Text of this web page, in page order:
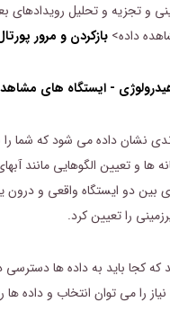
و تجزیه و تحلیل
داده>بازکردن و مرور
نشان داده می شود که شما
و تعیین الگوهایی مانند
دو ایستگاه واقعی و درون
را تعیین کرد.
که کجا باید به داده ها
را می توان انتخاب و داده ها